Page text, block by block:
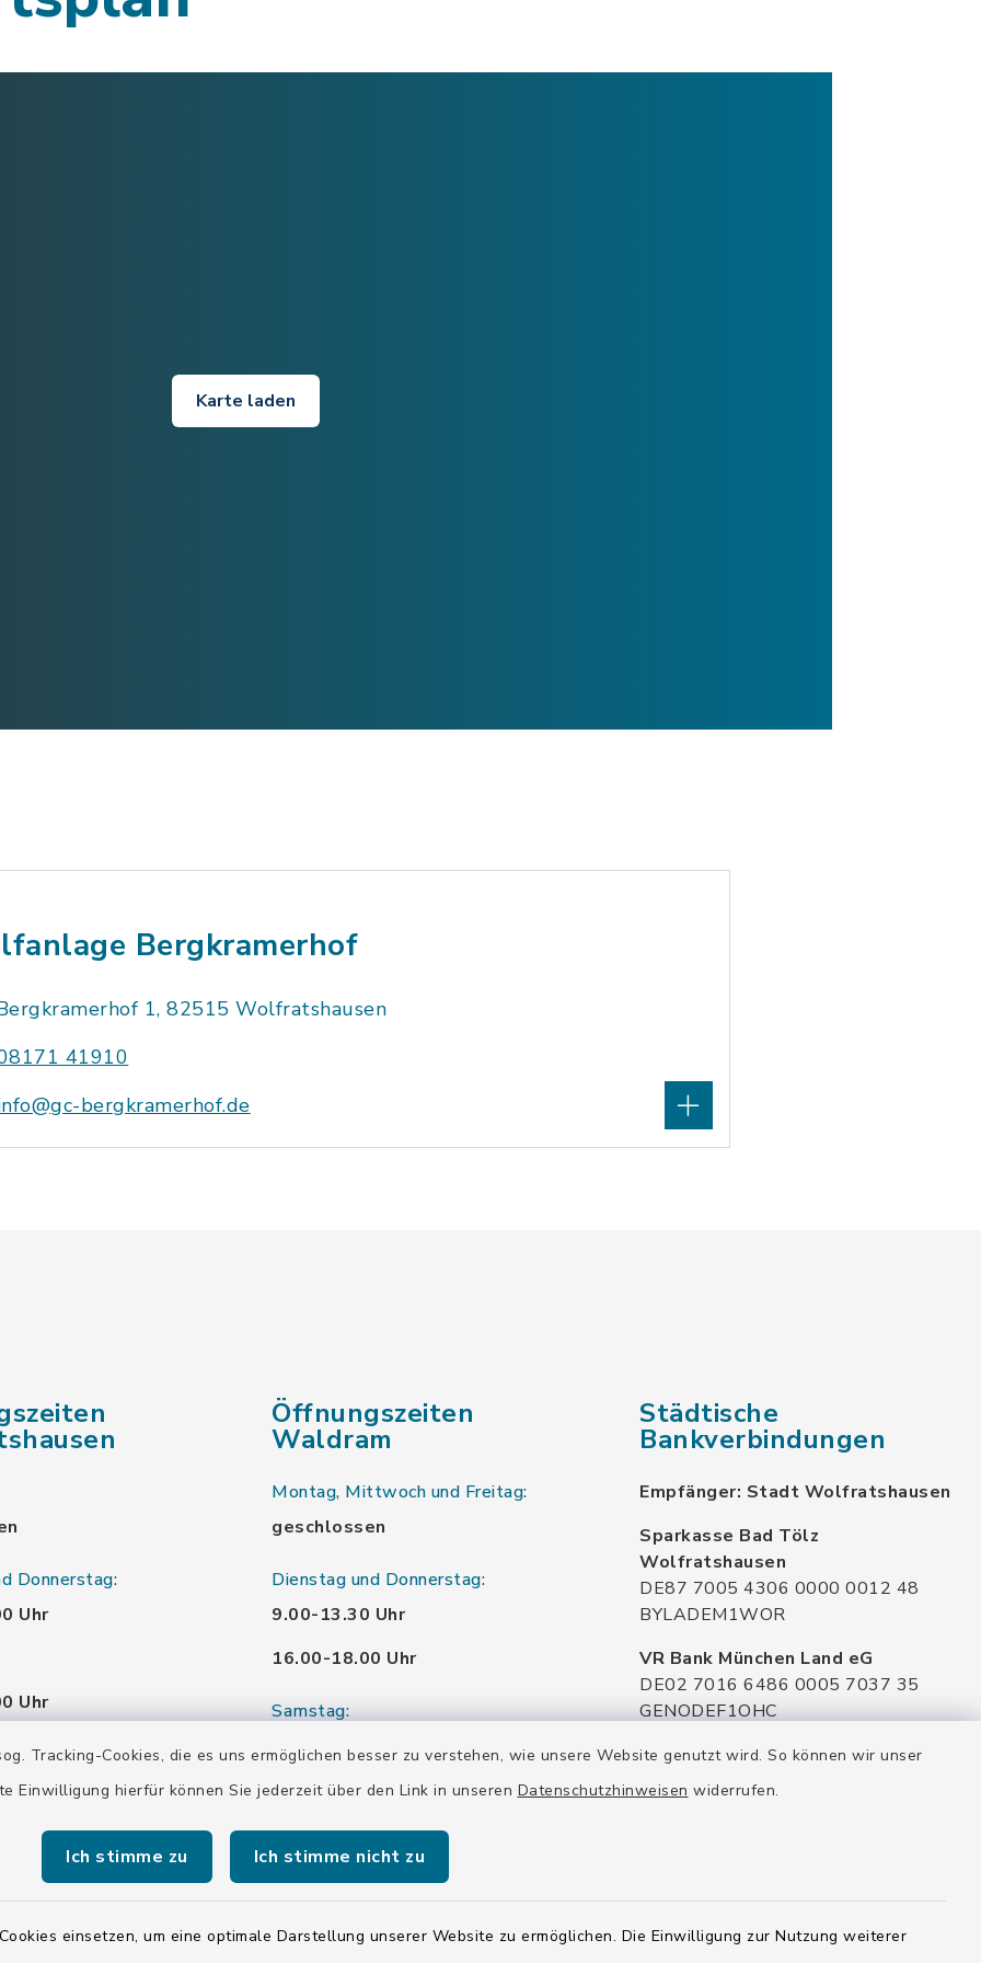
Tracking-Cookies, die es uns ermöglichen besser zu verstehen, wie unsere Website genutzt wird. So können wir unser
Einwilligung hierfür können Sie jederzeit über den Link in unseren Datenschutzhinweisen widerrufen.
Ich stimme zu Ich stimme nicht zu
einsetzen, um eine optimale Darstellung unserer Website zu ermöglichen. Die Einwilligung zur Nutzung weiterer
Karte laden
Bergkramerhof
1, 82515 Wolfratshausen
41910
bergkramerhof.de
Donnerstag:
Uhr
Uhr
Uhr
Uhr
Öffnungszeiten
Waldram
Montag, Mittwoch und Freitag:
geschlossen
Dienstag und Donnerstag:
9.00-13.30 Uhr
16.00-18.00 Uhr
Samstag:
10.00-12.00 Uhr
Städtische
Bankverbindungen
Empfänger: Stadt Wolfratshausen
Sparkasse Bad Tölz
Wolfratshausen
DE87 7005 4306 0000 0012 48
BYLADEM1WOR
VR Bank München Land eG
DE02 7016 6486 0005 7037 35
GENODEF1OHC
Raiffeisenbank Isar Loisachtal eG
DE92 7016 9543 0001 0005 00
HYVEDEMMXXX